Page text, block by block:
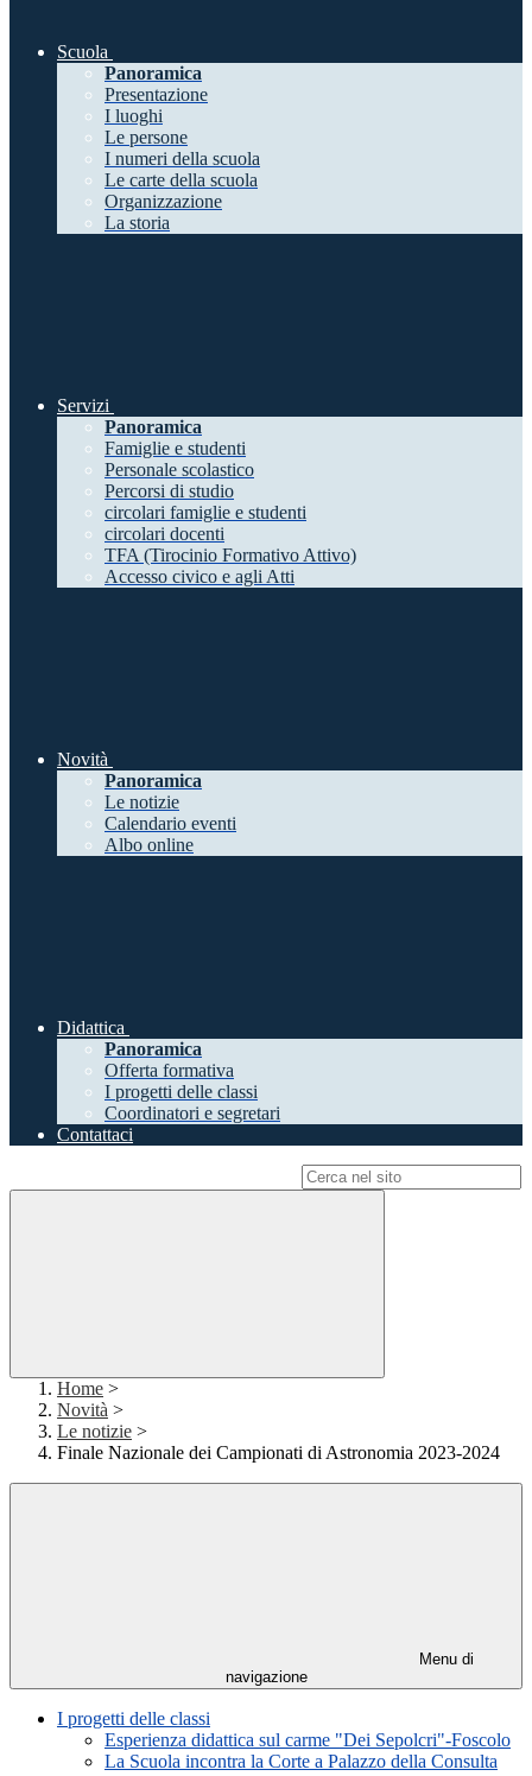
Scuola
Panoramica
Presentazione
I luoghi
Le persone
I numeri della scuola
Le carte della scuola
Organizzazione
La storia
Servizi
Panoramica
Famiglie e studenti
Personale scolastico
Percorsi di studio
circolari famiglie e studenti
circolari docenti
TFA (Tirocinio Formativo Attivo)
Accesso civico e agli Atti
Novità
Panoramica
Le notizie
Calendario eventi
Albo online
Didattica
Panoramica
Offerta formativa
I progetti delle classi
Coordinatori e segretari
Contattaci
Home >
Novità >
Le notizie >
Finale Nazionale dei Campionati di Astronomia 2023-2024
Menu di
navigazione
I progetti delle classi
Esperienza didattica sul carme "Dei Sepolcri"-Foscolo
La Scuola incontra la Corte a Palazzo della Consulta